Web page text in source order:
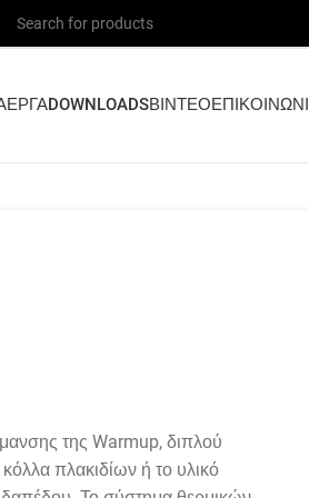
ΕΡΓΑDOWNLOADSΒΙΝΤΕΟ
της Warmup, διπλού
πλακιδίων ή το υλικό